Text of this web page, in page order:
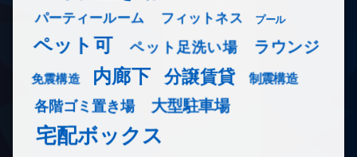
パーティールーム フィットネス プール
ペット可 ペット足洗い場 ラウンジ
免震構造 内廊下 分譲賃貸 制震構造
各階ゴミ置き場 大型駐車場
宅配ボックス